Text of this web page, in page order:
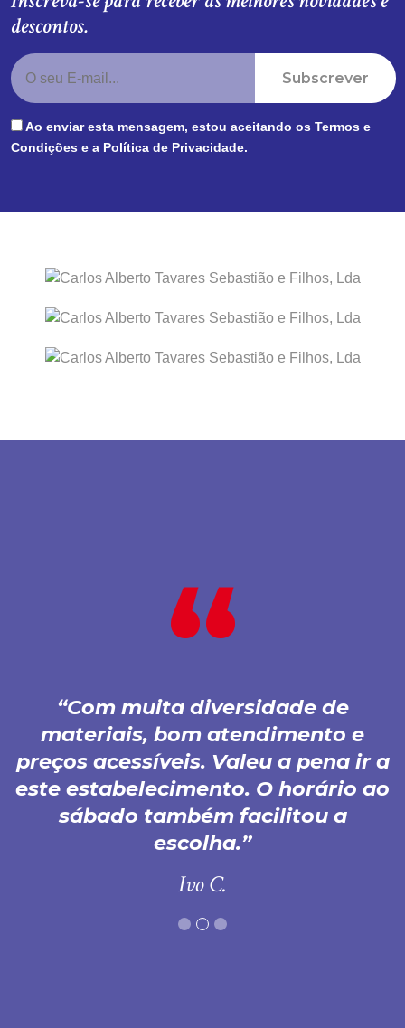
descontos.
Subscrever
Ao enviar esta mensagem, estou aceitando os Termos e
Condições e a Política de Privacidade.
Com muita diversidade de
materiais, bom atendimento e
preços acessíveis. Valeu a pena ir a
este estabelecimento. O horário ao
sábado também facilitou a
escolha.
Ivo C.